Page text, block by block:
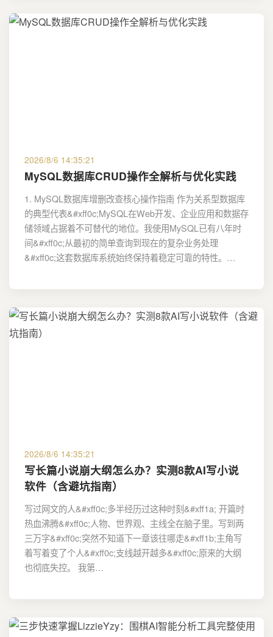
2026/8/6 14:35:21
MySQL数据库CRUD操作全解析与优化实践
1. MySQL数据库增删改查核心操作指南 作为关系型数据库
的典型代表&#xff0c;MySQL在Web开发、企业应用和数据存
储领域占据着不可替代的地位。我使用MySQL已有八年时
间&#xff0c;从最初的简单查询到现在的复杂业务处理
&#xff0c;这套数据库系统始终保持着稳定可靠的特性。…
2026/8/6 14:35:21
写长篇小说崩大纲怎么办？实测8款AI写小说
软件（含避坑指南）
写过网文的人&#xff0c;多半经历过这种时刻&#xff1a; 开篇时
热血沸腾&#xff0c;人物、世界观、主线全在脑子里。写到两
三万字&#xff0c;突然不知道下一章该往哪走&#xff1b;主角写
着写着变了个人&#xff0c;支线越开越多&#xff0c;原来的大纲
也彻底失控。 我第…